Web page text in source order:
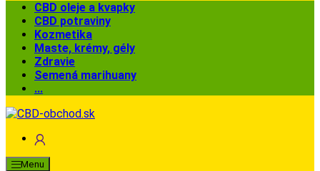
CBD oleje a kvapky
CBD potraviny
Kozmetika
Maste, krémy, gély
Zdravie
Semená marihuany
...
Menu